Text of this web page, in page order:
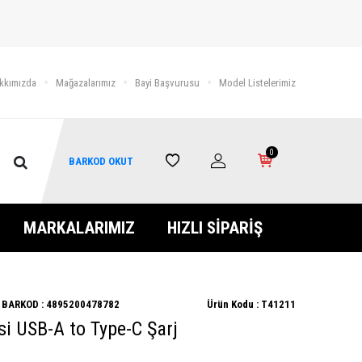
Mağazalarımız Bayi Başvurusu Model Listelerimiz
BARKOD OKUT
0
MARKALARIMIZ HIZLI SİPARİŞ
BARKOD : 4895200478782 Ürün Kodu : T41211
USB-A to Type-C Şarj